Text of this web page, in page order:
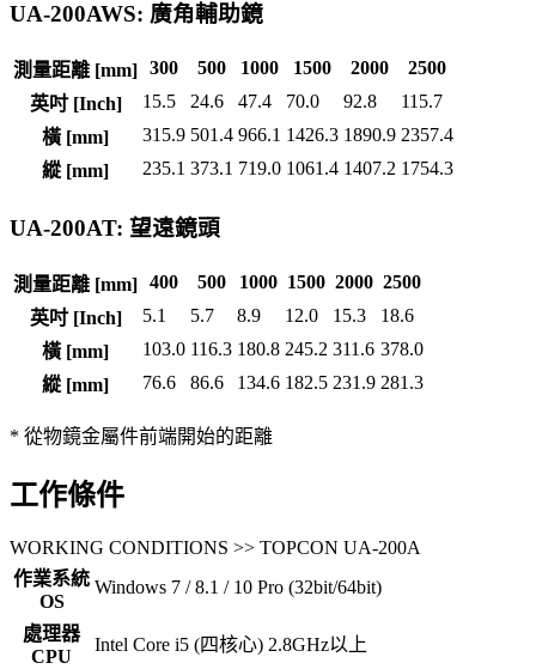
UA-200AWS: 廣角輔助鏡
測量距離 [mm] 300 500 1000 1500 2000
2500
英吋 [Inch]
15.5 24.6 47.4 70.0 92.8
115.7
橫 [mm]
315.9 501.4 966.1 1426.3 1890.9 2357.4
縱 [mm]
235.1 373.1 719.0 1061.4 1407.2 1754.3
UA-200AT: 望遠鏡頭
測量距離 [mm] 400 500 1000 1500 2000 2500
英吋 [Inch]
5.1 5.7 8.9 12.0 15.3
18.6
橫 [mm]
103.0 116.3 180.8 245.2 311.6 378.0
縱 [mm]
76.6 86.6 134.6 182.5 231.9 281.3
* 從物鏡金屬件前端開始的距離
工作條件
WORKING CONDITIONS >> TOPCON UA-200A
作業系統
OS
Windows 7 / 8.1 / 10 Pro (32bit/64bit)
處理器
CPU
Intel Core i5 (四核心) 2.8GHz以上